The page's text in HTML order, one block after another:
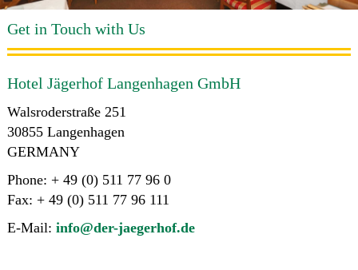
Get in Touch with Us
Hotel Jägerhof Langenhagen GmbH
Walsroderstraße 251
30855 Langenhagen
GERMANY
Phone: + 49 (0) 511 77 96 0
Fax: + 49 (0) 511 77 96 111
E-Mail: info@der-jaegerhof.de